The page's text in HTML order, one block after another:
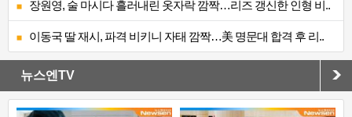
장원영, 술 마시다 흘러내린 옷자락 깜짝…리즈 갱신한 인형 비..
이동국 딸 재시, 파격 비키니 자태 깜짝…美 명문대 합격 후 리..
뉴스엔TV